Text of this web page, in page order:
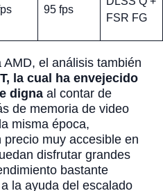
95 fps
FSR FG
el análisis también
la cual ha envejecido
digna al contar de
de memoria de video
misma época,
muy accesible en
disfrutar grandes
bastante
la ayuda del escalado